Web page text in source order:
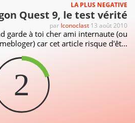
LA PLUS NEGATIVE
Quest 9, le test vérité
par Iconoclast 13 août 2010
garde à toi cher ami internaute (ou
car cet article risque d'êt...
2